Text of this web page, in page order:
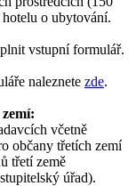
o ubytování.
vstupní formulář.
naleznete zde.
včetně
občany třetích zemí
třetí země
úřad).